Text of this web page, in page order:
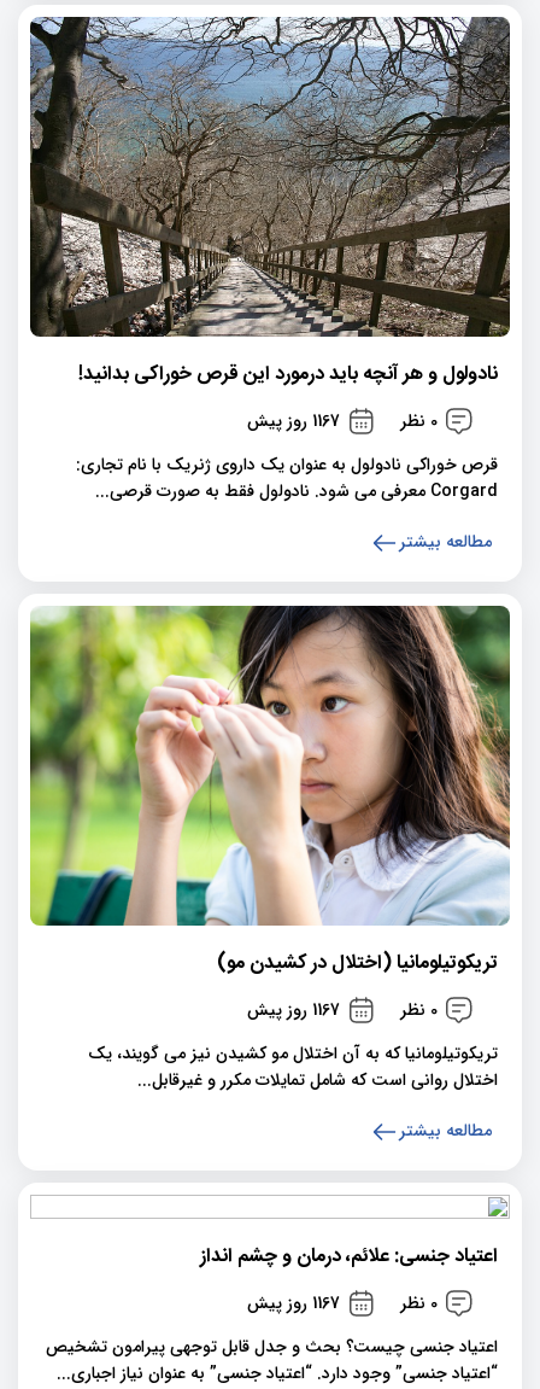
نادولول و هر آنچه باید درمورد این قرص خوراکی بدانید!
0 نظر
1167 روز پیش
قرص خوراکی نادولول به عنوان یک داروی ژنریک با نام تجاری:
Corgard معرفی می شود. نادولول فقط به صورت قرصی...
مطالعه بیشتر
تریکوتیلومانیا (اختلال در کشیدن مو)
0 نظر
1167 روز پیش
تریکوتیلومانیا که به آن اختلال مو کشیدن نیز می گویند، یک
اختلال روانی است که شامل تمایلات مکرر و غیرقابل...
مطالعه بیشتر
اعتیاد جنسی: علائم، درمان و چشم انداز
0 نظر
1167 روز پیش
اعتیاد جنسی چیست؟ بحث و جدل قابل توجهی پیرامون تشخیص
“اعتیاد جنسی” وجود دارد. “اعتیاد جنسی” به عنوان نیاز اجباری...